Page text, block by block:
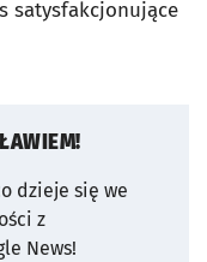
satysfakcjonujące
dzieje się we
z
News!